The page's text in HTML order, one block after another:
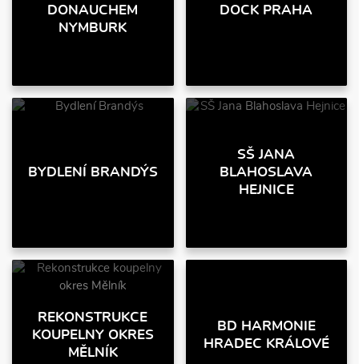
DONAUCHEM
NYMBURK
DOCK PRAHA
BYDLENÍ BRANDÝS
SŠ JANA
BLAHOSLAVA
HEJNICE
REKONSTRUKCE
KOUPELNY OKRES
MĚLNÍK
BD HARMONIE
HRADEC KRÁLOVÉ